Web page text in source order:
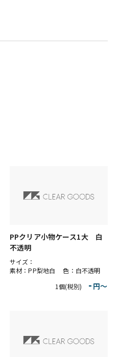
PPクリア小物ケース1大 白
不透明
サイズ：
素材：PP梨地白 色：白不透明
1個(税別)
-円〜